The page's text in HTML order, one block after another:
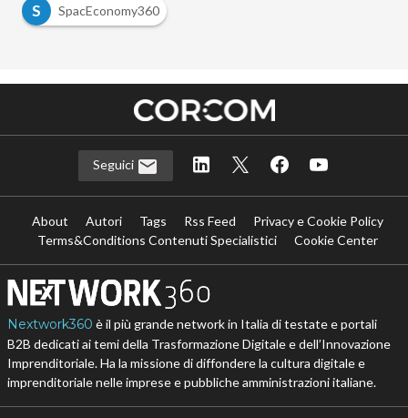
S
SpacEconomy360
Seguici
About Autori Tags Rss Feed
Privacy e Cookie Policy
Terms&Conditions Contenuti Specialistici
Cookie Center
Nextwork360 è il più grande network in Italia di testate e portali
B2B dedicati ai temi della Trasformazione Digitale e dell’Innovazione
Imprenditoriale. Ha la missione di diffondere la cultura digitale e
imprenditoriale nelle imprese e pubbliche amministrazioni italiane.